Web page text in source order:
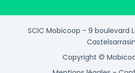
SCIC Mobicoop - 9 boulevard
Castelsarrasin
Copyright ©